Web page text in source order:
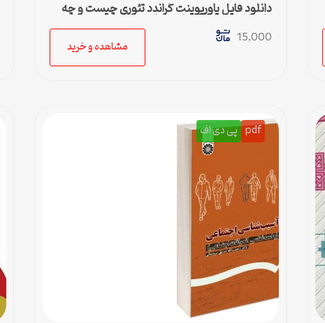
دانلود فایل پاورپوینت گراندد تئوری چیست و چه
کاربردی دارد – 36 اسلاید جامع
15,000
مشاهده و خرید
pdf پی دی اف